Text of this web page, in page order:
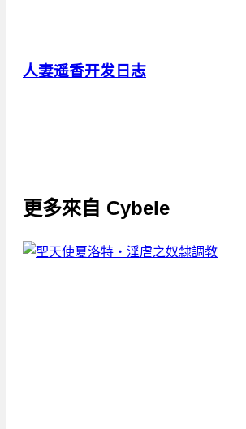
人妻遥香开发日志
更多來自 Cybele